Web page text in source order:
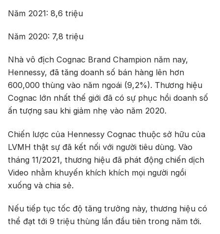
Năm 2021: 8,6 triệu
Năm 2020: 7,8 triệu
Nhà vô địch Cognac Brand Champion năm nay,
Hennessy, đã tăng doanh số bán hàng lên hơn
600,000 thùng vào năm ngoái (9,2%). Thương hiệu
Cognac lớn nhất thế giới đã có sự phục hồi doanh số
ấn tượng sau khi giảm nhẹ vào năm 2020.
Chiến lược của Hennessy Cognac thuộc sở hữu của
LVMH thật sự đã kết nối với người tiêu dùng. Vào
tháng 11/2021, thương hiệu đã phát động chiến dịch
Video nhằm khuyến khích khích mọi người ngồi
xuống và chia sẻ.
Nếu tiếp tục tốc độ tăng trưởng này, thương hiệu có
thể đạt tới 9 triệu thùng lần đầu tiên trong năm tới.